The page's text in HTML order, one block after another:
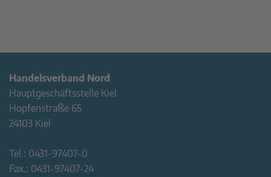
Handelsverband Nord
Hauptgeschäftsstelle Kiel
Hopfenstraße 65
24103 Kiel
Tel.: 0431-97407-0
Fax.: 0431-97407-24